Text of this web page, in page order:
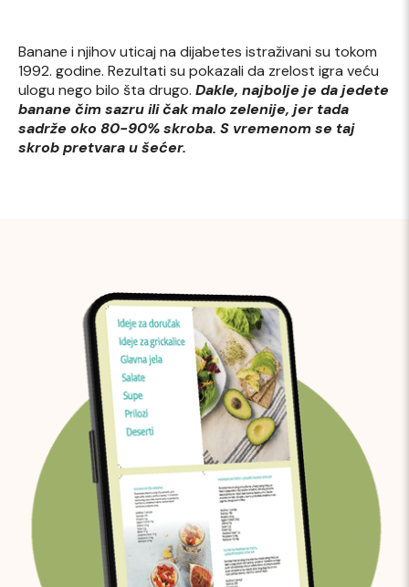
Banane i njihov uticaj na dijabetes istraživani su tokom
1992. godine. Rezultati su pokazali da zrelost igra veću
ulogu nego bilo šta drugo. Dakle, najbolje je da jedete
banane čim sazru ili čak malo zelenije, jer tada
sadrže oko 80-90% skroba. S vremenom se taj
skrob pretvara u šećer.